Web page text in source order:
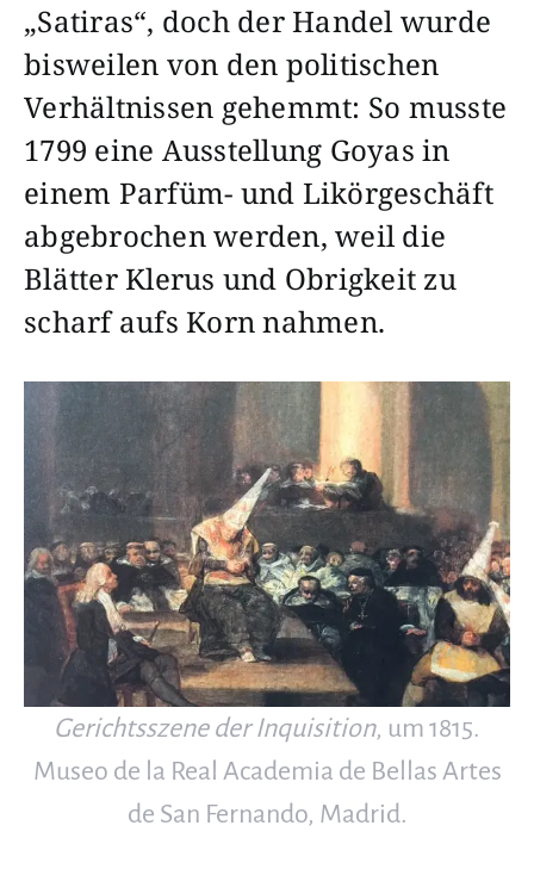
„Satiras“, doch der Handel wurde
bisweilen von den politischen
Verhältnissen gehemmt: So musste
1799 eine Ausstellung Goyas in
einem Parfüm- und Likörgeschäft
abgebrochen werden, weil die
Blätter Klerus und Obrigkeit zu
scharf aufs Korn nahmen.
Gerichtsszene der Inquisition, um 1815.
Museo de la Real Academia de Bellas Artes
de San Fernando, Madrid.